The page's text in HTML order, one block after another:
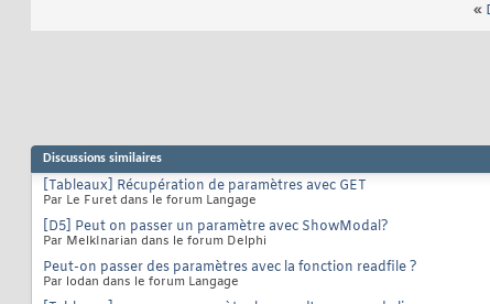
«
Discussions similaires
[Tableaux] Récupération de paramètres avec GET
Par Le Furet dans le forum Langage
[D5] Peut on passer un paramètre avec ShowModal?
Par MelkInarian dans le forum Delphi
Peut-on passer des paramètres avec la fonction readfile ?
Par lodan dans le forum Langage